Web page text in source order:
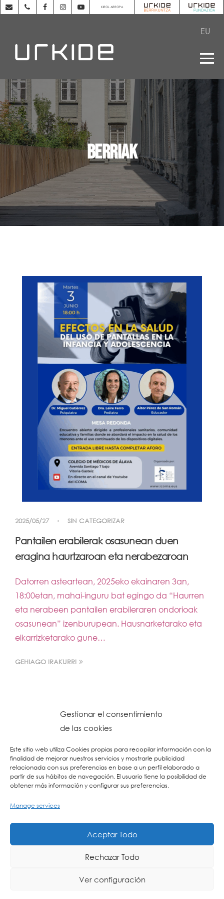
Gestionar el consentimiento
de las cookies
Este sitio web utiliza Cookies propias para recopilar información con la
finalidad de mejorar nuestros servicios y mostrarle publicidad
relacionada con sus preferencias en base a un perfil elaborado a
partir de sus hábitos de navegación. El usuario tiene la posibilidad de
obtener más información y configurar sus preferencias.
Manage services
Aceptar Todo
Rechazar Todo
Ver configuración
KIROL ARROPA
EU
BERRIAK
2025/05/27 SIN CATEGORIZAR
Pantailen erabilerak osasunean duen
eragina haurtzaroan eta nerabezaroan
Datorren asteartean, 2025eko ekainaren 3an,
18:00etan, mahai-inguru bat egingo da “Haurren
eta nerabeen pantailen erabileraren ondorioak
osasunean” izenburupean. Hausnarketarako eta
elkarrizketarako gune…
GEHIAGO IRAKURRI
Lege Oharra-Postontzi Etikoa
Diseinua: La Consulta Creativa